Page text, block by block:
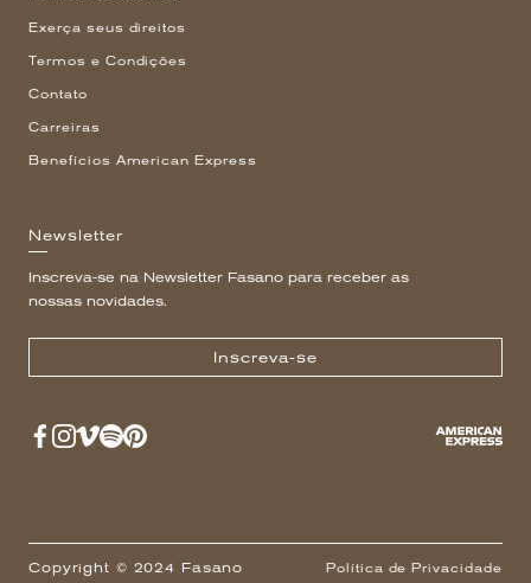
Exerça seus direitos
Termos e Condições
Contato
Carreiras
Benefícios American Express
Newsletter
Inscreva-se na Newsletter Fasano para receber as
nossas novidades.
Inscreva-se
Copyright © 2024 Fasano Política de Privacidade